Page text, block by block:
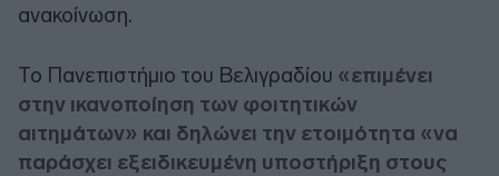
ανακοίνωση.
Το Πανεπιστήμιο του Βελιγραδίου «επιμένει
στην ικανοποίηση των φοιτητικών
αιτημάτων» και δηλώνει την ετοιμότητα «να
παράσχει εξειδικευμένη υποστήριξη στους